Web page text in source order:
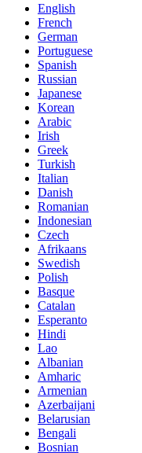
English
French
German
Portuguese
Spanish
Russian
Japanese
Korean
Arabic
Irish
Greek
Turkish
Italian
Danish
Romanian
Indonesian
Czech
Afrikaans
Swedish
Polish
Basque
Catalan
Esperanto
Hindi
Lao
Albanian
Amharic
Armenian
Azerbaijani
Belarusian
Bengali
Bosnian